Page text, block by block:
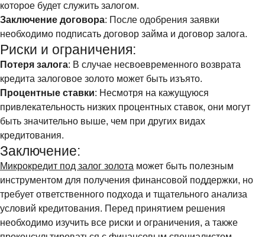
которое будет служить залогом.
Заключение договора: После одобрения заявки
необходимо подписать договор займа и договор залога.
Риски и ограничения:
Потеря залога: В случае несвоевременного возврата
кредита залоговое золото может быть изъято.
Процентные ставки: Несмотря на кажущуюся
привлекательность низких процентных ставок, они могут
быть значительно выше, чем при других видах
кредитования.
Заключение:
Микрокредит под залог золота может быть полезным
инструментом для получения финансовой поддержки, но
требует ответственного подхода и тщательного анализа
условий кредитования. Перед принятием решения
необходимо изучить все риски и ограничения, а также